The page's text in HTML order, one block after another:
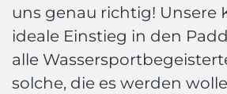
uns genau richtig! Unsere
ideale Einstieg in den
alle
solche, die es werden